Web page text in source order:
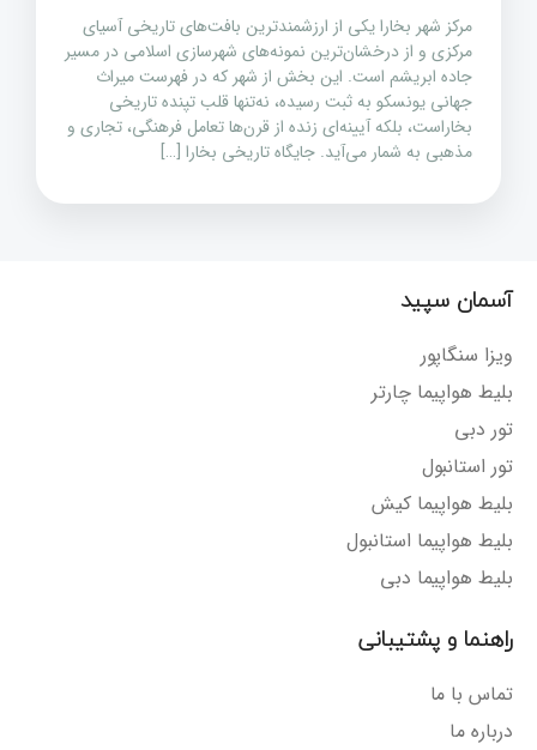
مرکز شهر بخارا یکی از ارزشمندترین بافت‌های تاریخی آسیای
مرکزی و از درخشان‌ترین نمونه‌های شهرسازی اسلامی در مسیر
جاده ابریشم است. این بخش از شهر که در فهرست میراث
جهانی یونسکو به ثبت رسیده، نه‌تنها قلب تپنده تاریخی
بخاراست، بلکه آیینه‌ای زنده از قرن‌ها تعامل فرهنگی، تجاری و
مذهبی به شمار می‌آید. جایگاه تاریخی بخارا […]
آسمان سپید
ویزا سنگاپور
بلیط هواپیما چارتر
تور دبی
تور استانبول
بلیط هواپیما کیش
بلیط هواپیما استانبول
بلیط هواپیما دبی
راهنما و پشتیبانی
تماس با ما
درباره ما